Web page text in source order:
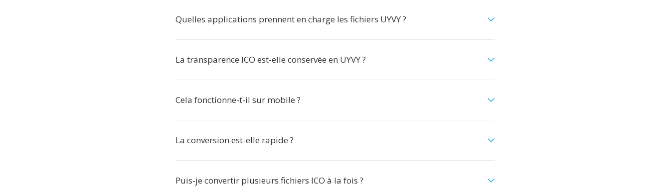
Quelles applications prennent en charge les fichiers UYVY ?
La transparence ICO est-elle conservée en UYVY ?
Cela fonctionne-t-il sur mobile ?
La conversion est-elle rapide ?
Puis-je convertir plusieurs fichiers ICO à la fois ?